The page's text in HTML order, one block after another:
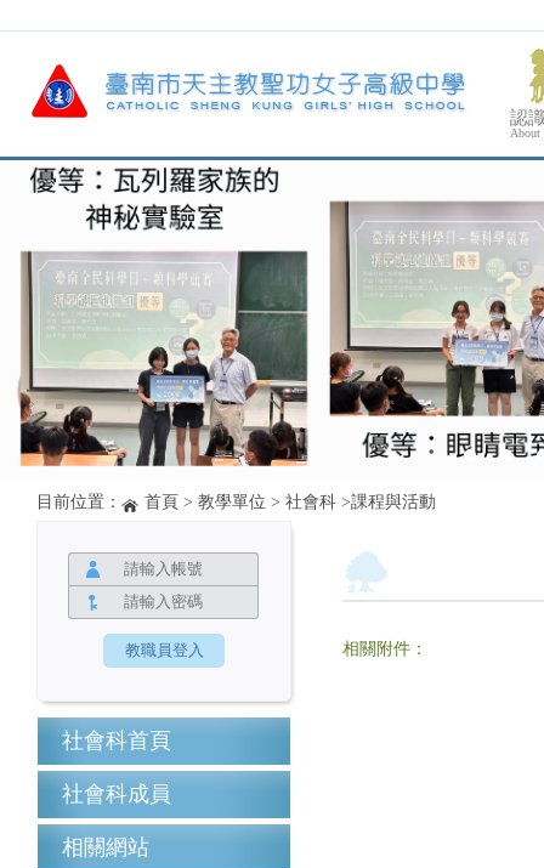
認
About
目前位置： 首頁 > 教學單位 > 社會科 >課程與活動
社會科首頁
社會科成員
相關網站
相關附件：